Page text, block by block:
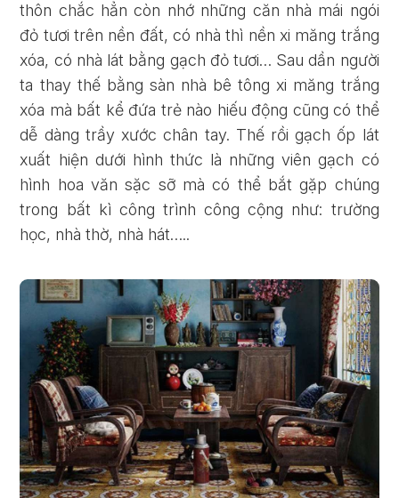
thôn chắc hẳn còn nhớ những căn nhà mái ngói
đỏ tươi trên nền đất, có nhà thì nền xi măng trắng
xóa, có nhà lát bằng gạch đỏ tươi… Sau dần người
ta thay thế bằng sàn nhà bê tông xi măng trắng
xóa mà bất kể đứa trẻ nào hiếu động cũng có thể
dễ dàng trầy xước chân tay. Thế rồi gạch ốp lát
xuất hiện dưới hình thức là những viên gạch có
hình hoa văn sặc sỡ mà có thể bắt gặp chúng
trong bất kì công trình công cộng như: trường
học, nhà thờ, nhà hát…..